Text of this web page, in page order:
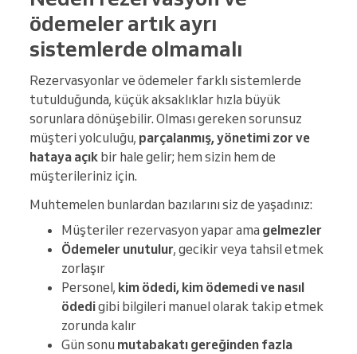
ödemeler artık ayrı
sistemlerde olmamalı
Rezervasyonlar ve ödemeler farklı sistemlerde
tutulduğunda, küçük aksaklıklar hızla büyük
sorunlara dönüşebilir. Olması gereken sorunsuz
müşteri yolculuğu, parçalanmış, yönetimi zor ve
hataya açık bir hale gelir; hem sizin hem de
müşterileriniz için.
Muhtemelen bunlardan bazılarını siz de yaşadınız:
Müşteriler rezervasyon yapar ama gelmezler
Ödemeler unutulur, gecikir veya tahsil etmek
zorlaşır
Personel, kim ödedi, kim ödemedi ve nasıl
ödedigibi bilgileri manuel olarak takip etmek
zorunda kalır
Gün sonu mutabakatı gereğinden fazla